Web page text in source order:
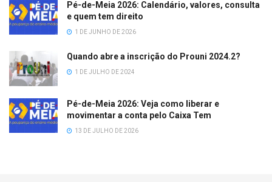
Pé-de-Meia 2026: Calendário, valores, consulta
e quem tem direito
1 DE JUNHO DE 2026
Quando abre a inscrição do Prouni 2024.2?
1 DE JULHO DE 2024
Pé-de-Meia 2026: Veja como liberar e
movimentar a conta pelo Caixa Tem
13 DE JULHO DE 2026